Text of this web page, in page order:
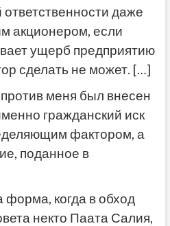
даже
акционером, если
ущерб предприятию
сделать не может. […]
меня был внесен
гражданский иск
фактором, а
поданное в
форма, когда в обход
некто Паата Салия,